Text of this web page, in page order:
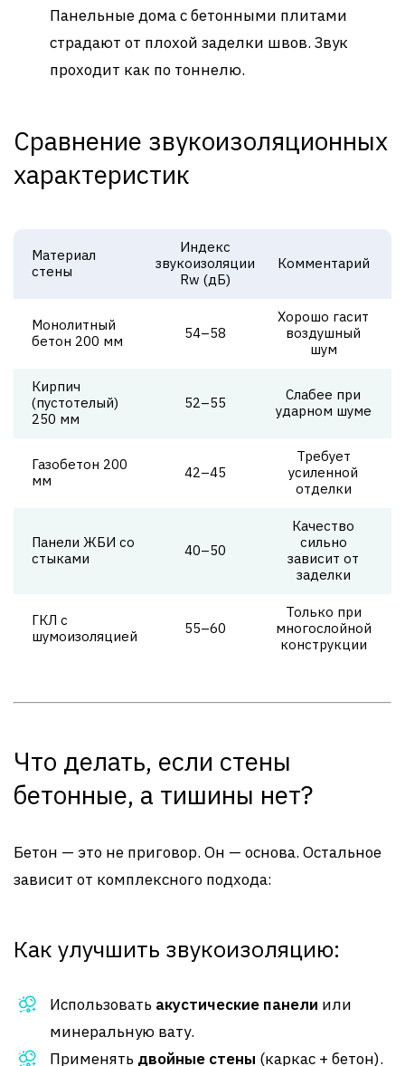
Панельные дома с бетонными плитами
страдают от плохой заделки швов. Звук
проходит как по тоннелю.
Сравнение звукоизоляционных
характеристик
Материал
стены
Индекс
звукоизоляции
Rw (дБ)
Комментарий
Монолитный
бетон 200 мм
54–58
Хорошо гасит
воздушный
шум
Кирпич
(пустотелый)
250 мм
52–55
Слабее при
ударном шуме
Газобетон 200
мм
42–45
Требует
усиленной
отделки
Панели ЖБИ со
стыками
40–50
Качество
сильно
зависит от
заделки
ГКЛ с
шумоизоляцией
55–60
Только при
многослойной
конструкции
Что делать, если стены
бетонные, а тишины нет?
Бетон — это не приговор. Он — основа. Остальное
зависит от комплексного подхода:
Как улучшить звукоизоляцию:
Использовать акустические панели или
минеральную вату.
Применять двойные стены (каркас + бетон).